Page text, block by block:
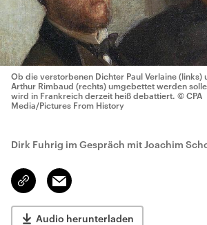
Ob die verstorbenen Dichter Paul Verlaine (links)
Arthur Rimbaud (rechts) umgebettet werden
wird in Frankreich derzeit heiß debattiert. © CPA
Media/Pictures From History
Dirk Fuhrig im Gespräch mit Joachim
Link
kopieren/teilen
Email
Audio herunterladen